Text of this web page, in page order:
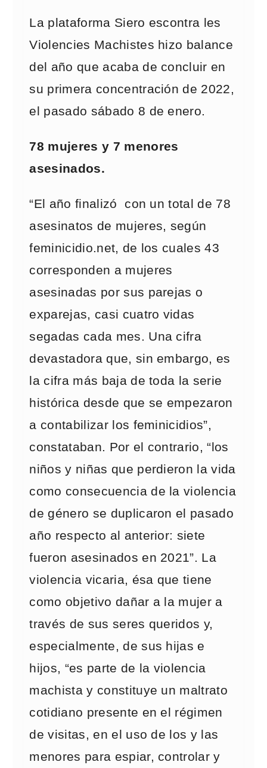
La plataforma Siero escontra les
Violencies Machistes hizo balance
del año que acaba de concluir en
su primera concentración de 2022,
el pasado sábado 8 de enero.
78 mujeres y 7 menores
asesinados.
“El año finalizó con un total de 78
asesinatos de mujeres, según
feminicidio.net, de los cuales 43
corresponden a mujeres
asesinadas por sus parejas o
exparejas, casi cuatro vidas
segadas cada mes. Una cifra
devastadora que, sin embargo, es
la cifra más baja de toda la serie
histórica desde que se empezaron
a contabilizar los feminicidios”,
constataban. Por el contrario, “los
niños y niñas que perdieron la vida
como consecuencia de la violencia
de género se duplicaron el pasado
año respecto al anterior: siete
fueron asesinados en 2021”. La
violencia vicaria, ésa que tiene
como objetivo dañar a la mujer a
través de sus seres queridos y,
especialmente, de sus hijas e
hijos, “es parte de la violencia
machista y constituye un maltrato
cotidiano presente en el régimen
de visitas, en el uso de los y las
menores para espiar, controlar y